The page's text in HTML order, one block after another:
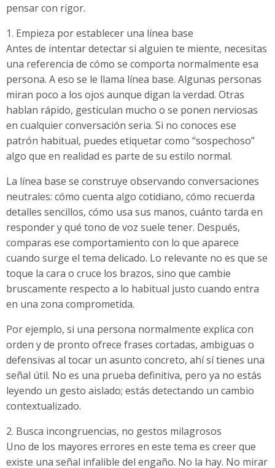
pensar con rigor.
1. Empieza por establecer una línea base
Antes de intentar detectar si alguien te miente, necesitas
una referencia de cómo se comporta normalmente esa
persona. A eso se le llama línea base. Algunas personas
miran poco a los ojos aunque digan la verdad. Otras
hablan rápido, gesticulan mucho o se ponen nerviosas
en cualquier conversación seria. Si no conoces ese
patrón habitual, puedes etiquetar como “sospechoso”
algo que en realidad es parte de su estilo normal.
La línea base se construye observando conversaciones
neutrales: cómo cuenta algo cotidiano, cómo recuerda
detalles sencillos, cómo usa sus manos, cuánto tarda en
responder y qué tono de voz suele tener. Después,
comparas ese comportamiento con lo que aparece
cuando surge el tema delicado. Lo relevante no es que se
toque la cara o cruce los brazos, sino que cambie
bruscamente respecto a lo habitual justo cuando entra
en una zona comprometida.
Por ejemplo, si una persona normalmente explica con
orden y de pronto ofrece frases cortadas, ambiguas o
defensivas al tocar un asunto concreto, ahí sí tienes una
señal útil. No es una prueba definitiva, pero ya no estás
leyendo un gesto aislado; estás detectando un cambio
contextualizado.
2. Busca incongruencias, no gestos milagrosos
Uno de los mayores errores en este tema es creer que
existe una señal infalible del engaño. No la hay. No mirar